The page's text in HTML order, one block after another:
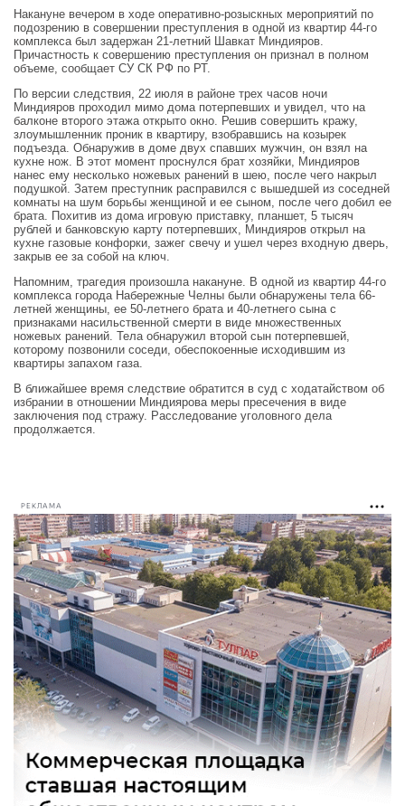
Накануне вечером в ходе оперативно-розыскных мероприятий по
подозрению в совершении преступления в одной из квартир 44-го
комплекса был задержан 21-летний Шавкат Миндияров.
Причастность к совершению преступления он признал в полном
объеме, сообщает СУ СК РФ по РТ.
По версии следствия, 22 июля в районе трех часов ночи
Миндияров проходил мимо дома потерпевших и увидел, что на
балконе второго этажа открыто окно. Решив совершить кражу,
злоумышленник проник в квартиру, взобравшись на козырек
подъезда. Обнаружив в доме двух спавших мужчин, он взял на
кухне нож. В этот момент проснулся брат хозяйки, Миндияров
нанес ему несколько ножевых ранений в шею, после чего накрыл
подушкой. Затем преступник расправился с вышедшей из соседней
комнаты на шум борьбы женщиной и ее сыном, после чего добил ее
брата. Похитив из дома игровую приставку, планшет, 5 тысяч
рублей и банковскую карту потерпевших, Миндияров открыл на
кухне газовые конфорки, зажег свечу и ушел через входную дверь,
закрыв ее за собой на ключ.
Напомним, трагедия произошла накануне. В одной из квартир 44-го
комплекса города Набережные Челны были обнаружены тела 66-
летней женщины, ее 50-летнего брата и 40-летнего сына с
признаками насильственной смерти в виде множественных
ножевых ранений. Тела обнаружил второй сын потерпевшей,
которому позвонили соседи, обеспокоенные исходившим из
квартиры запахом газа.
В ближайшее время следствие обратится в суд с ходатайством об
избрании в отношении Миндиярова меры пресечения в виде
заключения под стражу. Расследование уголовного дела
продолжается.
РЕКЛАМА